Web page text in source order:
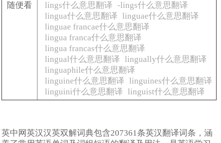
随便看
lings什么意思翻译 -lings什么意思翻译
lingua什么意思翻译 linguae什么意思翻译
linguae francae什么意思翻译
lingua franca什么意思翻译
lingua francas什么意思翻译
lingual什么意思翻译 lingually什么意思翻译
linguaphile什么意思翻译
linguine什么意思翻译 linguines什么意思翻译
linguini什么意思翻译 linguist什么意思翻译
英中网英汉汉英双解词典包含207361条英汉翻译词条，涵